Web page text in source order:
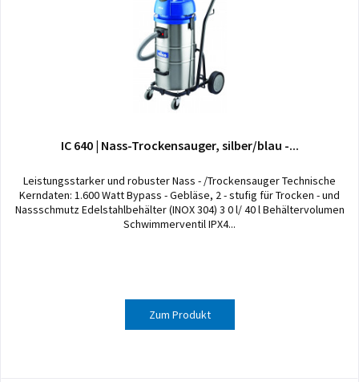
IC 640 | Nass-Trockensauger, silber/blau -...
Leistungsstarker und robuster Nass - /Trockensauger Technische
Kerndaten: 1.600 Watt Bypass - Gebläse, 2 - stufig für Trocken - und
Nassschmutz Edelstahlbehälter (INOX 304) 3 0 l/ 40 l Behältervolumen
Schwimmerventil IPX4...
Zum Produkt